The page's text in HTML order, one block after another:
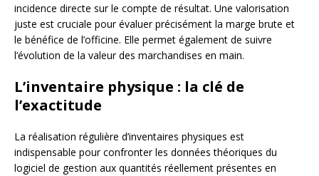
incidence directe sur le compte de résultat. Une valorisation
juste est cruciale pour évaluer précisément la marge brute et
le bénéfice de l’officine. Elle permet également de suivre
l’évolution de la valeur des marchandises en main.
L’inventaire physique : la clé de
l’exactitude
La réalisation régulière d’inventaires physiques est
indispensable pour confronter les données théoriques du
logiciel de gestion aux quantités réellement présentes en